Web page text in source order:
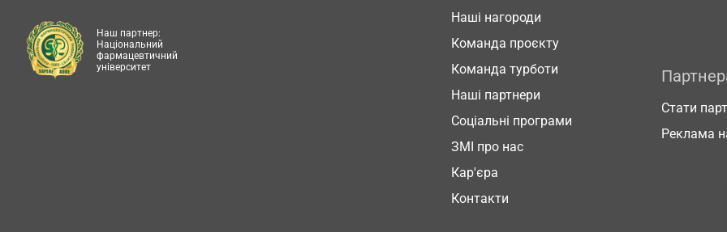
Наші нагороди
Команда проєкту
Команда турботи
Наші партнери
Соціальні програми
ЗМІ про нас
Кар'єра
Контакти
Стати
Реклама
Наш партнер:
Національний
фармацевтичний
університет